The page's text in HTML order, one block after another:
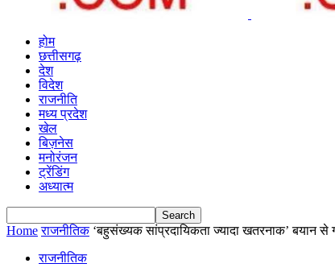
होम
छत्तीसगढ़
देश
विदेश
राजनीति
मध्य प्रदेश
खेल
बिज़नेस
मनोरंजन
ट्रेंडिंग
अध्यात्म
Home राजनीतिक ‘बहुसंख्यक सांप्रदायिकता ज्यादा खतरनाक’ बयान से
राजनीतिक